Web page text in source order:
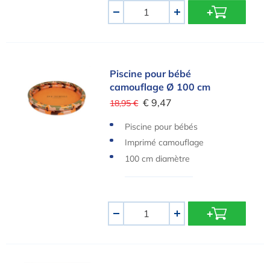
+
Piscine pour bébé camouflage Ø 100 cm
Piscine pour bébé
camouflage Ø 100 cm
18,95 € € 9,47
Piscine pour bébés
Imprimé camouflage
100 cm diamètre
+